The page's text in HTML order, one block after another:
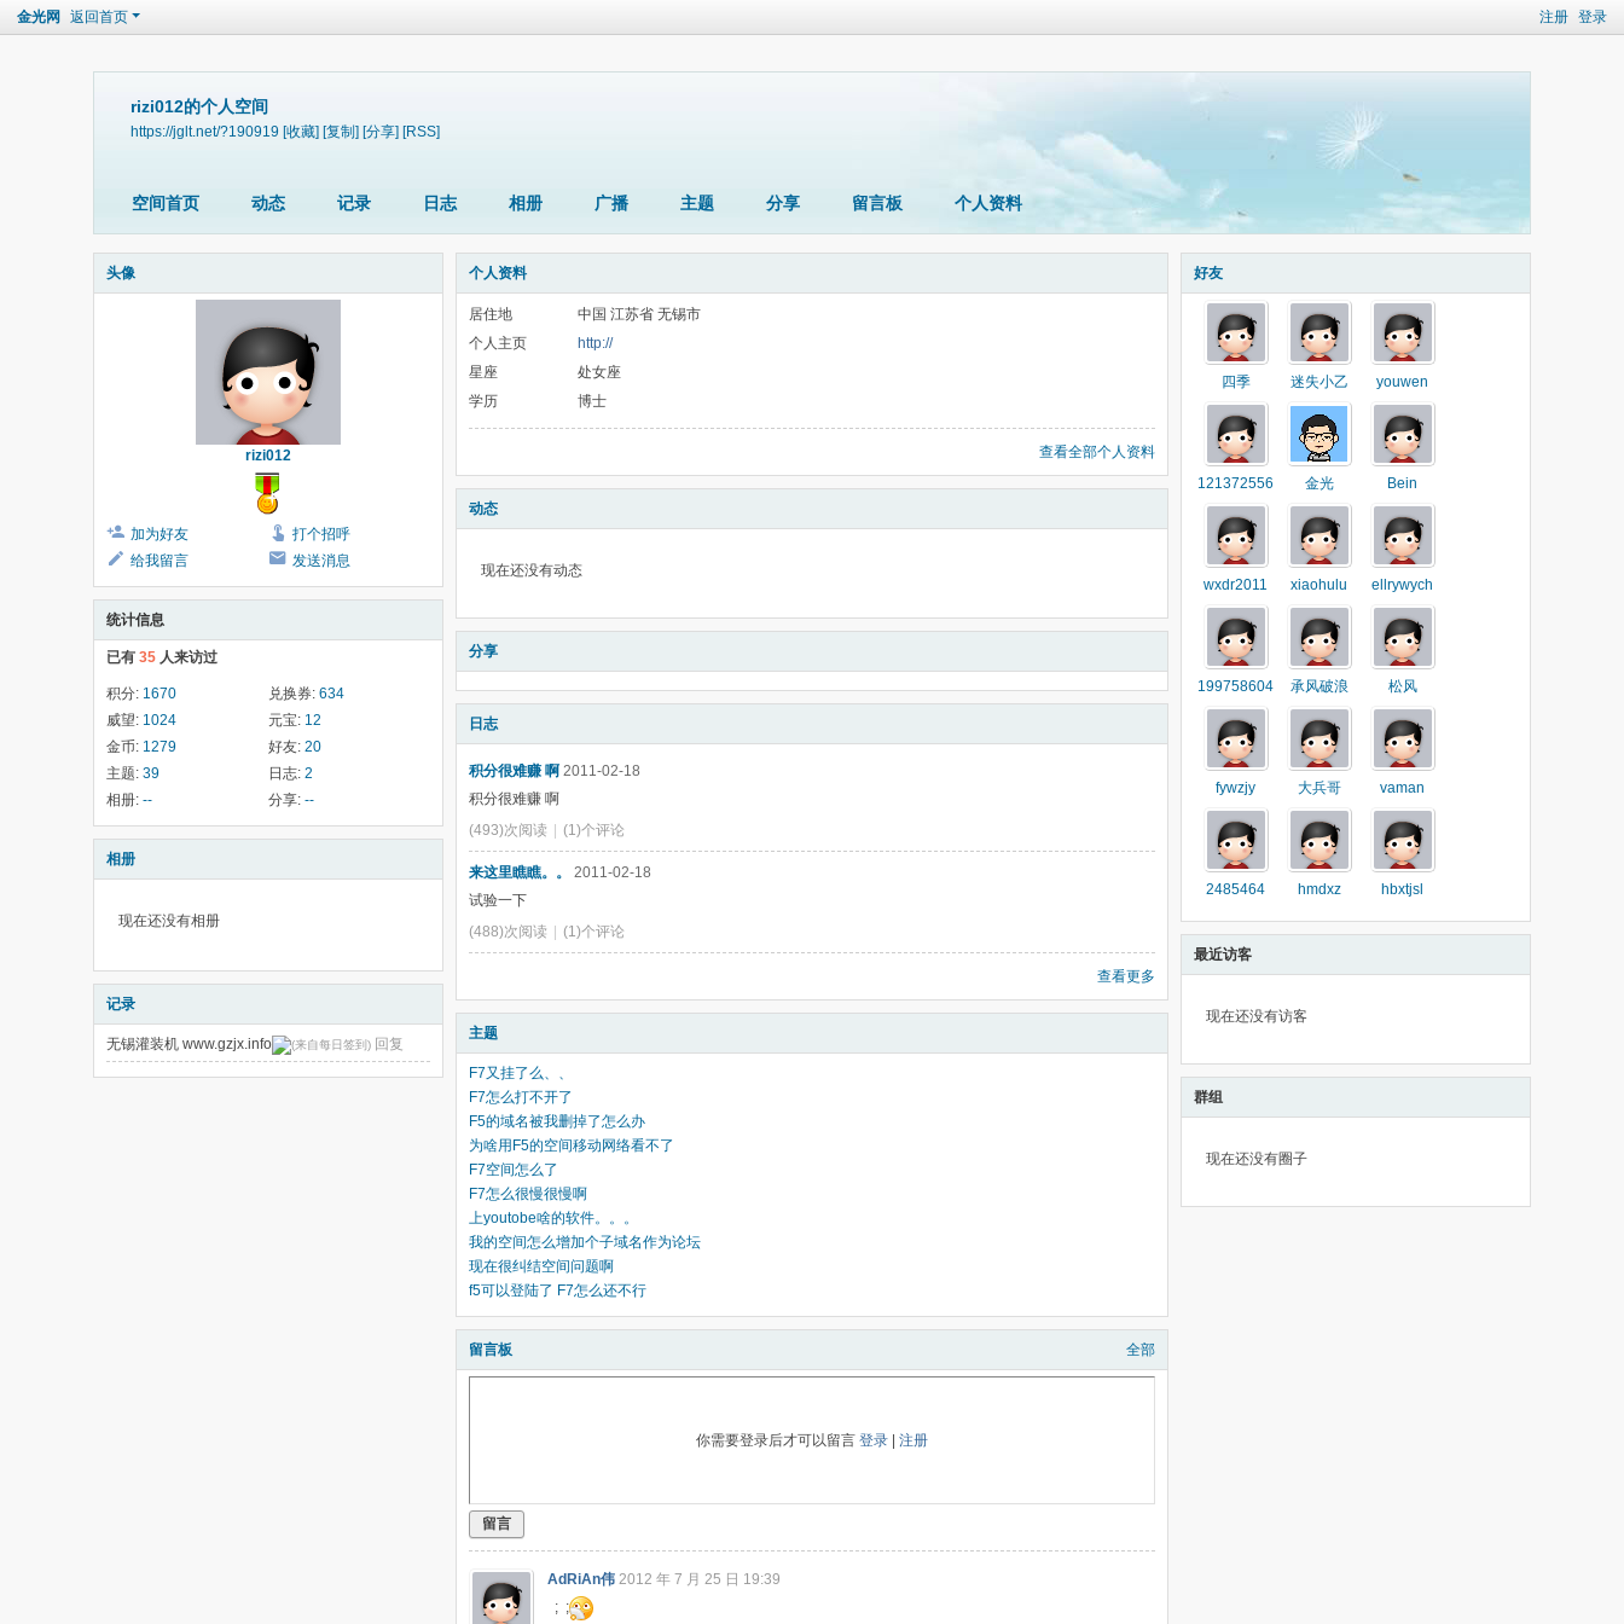
注册 登录
金光网 返回首页
rizi012的个人空间
https://jglt.net/?190919 [收藏] [复制] [分享] [RSS]
空间首页 动态 记录 日志 相册 广播 主题 分享 留言板 个人资料
头像
rizi012
加为好友
打个招呼
给我留言
发送消息
统计信息
已有 35 人来访过
积分: 1670 兑换券: 634
威望: 1024 元宝: 12
金币: 1279 好友: 20
主题: 39 日志: 2
相册: -- 分享: --
相册
现在还没有相册
记录
无锡灌装机 www.gzjx.info 回复
个人资料
居住地
中国 江苏省 无锡市
个人主页
http://
星座
处女座
学历
博士
查看全部个人资料
动态
现在还没有动态
分享
日志
积分很难赚 啊 2011-02-18
积分很难赚 啊
(493)次阅读
(1)个评论
来这里瞧瞧。。
2011-02-18
试验一下
(488)次阅读
(1)个评论
查看更多
主题
F7又挂了么、、
F7怎么打不开了
F5的域名被我删掉了怎么办
为啥用F5的空间移动网络看不了
F7空间怎么了
F7怎么很慢很慢啊
上youtobe啥的软件。。。
我的空间怎么增加个子域名作为论坛
现在很纠结空间问题啊
f5可以登陆了 F7怎么还不行
留言板 全部
你需要登录后才可以留言 登录 注册
留言
AdRiAn伟 2012 年 7 月 25 日 19:39
; ;
好友
四季 迷失小乙 youwen
121372556 金光 Bein
wxdr2011 xiaohulu ellrywych
199758604 承风破浪 松风
fywzjy 大兵哥 vaman
2485464 hmdxz hbxtjsl
最近访客
现在还没有访客
群组
现在还没有圈子